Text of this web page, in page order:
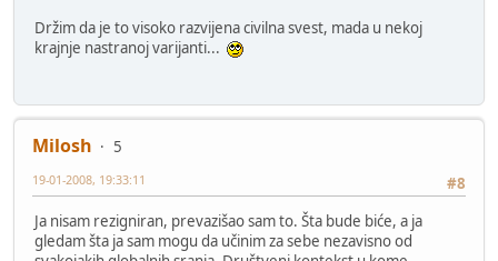
Držim da je to visoko razvijena civilna svest, mada u nekoj
krajnje nastranoj varijanti...
Milosh
5
#8
19-01-2008, 19:33:11
Ja nisam rezigniran, prevazišao sam to. Šta bude biće, a ja
gledam šta ja sam mogu da učinim za sebe nezavisno od